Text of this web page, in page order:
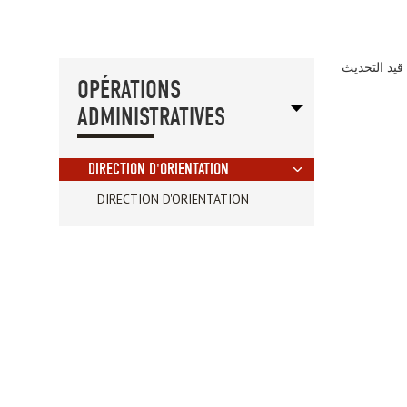
OPÉRATIONS
ADMINISTRATIVES
DIRECTION D'ORIENTATION
DIRECTION D'ORIENTATION
التحديث